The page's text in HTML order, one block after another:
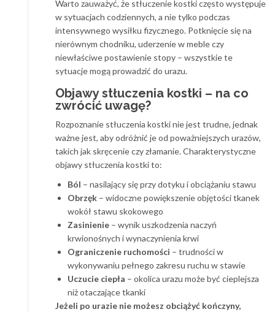
Warto zauważyć, że stłuczenie kostki często występuje
w sytuacjach codziennych, a nie tylko podczas
intensywnego wysiłku fizycznego. Potknięcie się na
nierównym chodniku, uderzenie w meble czy
niewłaściwe postawienie stopy – wszystkie te
sytuacje mogą prowadzić do urazu.
Objawy stłuczenia kostki – na co
zwrócić uwagę?
Rozpoznanie stłuczenia kostki nie jest trudne, jednak
ważne jest, aby odróżnić je od poważniejszych urazów,
takich jak skręcenie czy złamanie. Charakterystyczne
objawy stłuczenia kostki to:
Ból – nasilający się przy dotyku i obciążaniu stawu
Obrzęk – widoczne powiększenie objętości tkanek
wokół stawu skokowego
Zasinienie – wynik uszkodzenia naczyń
krwionośnych i wynaczynienia krwi
Ograniczenie ruchomości – trudności w
wykonywaniu pełnego zakresu ruchu w stawie
Uczucie ciepła – okolica urazu może być cieplejsza
niż otaczające tkanki
Jeżeli po urazie nie możesz obciążyć kończyny,